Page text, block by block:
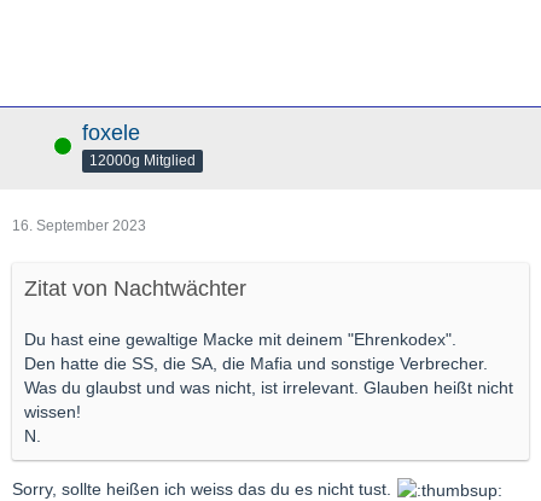
Online foxele
12000g Mitglied
16. September 2023
Zitat von Nachtwächter
Du hast eine gewaltige Macke mit deinem "Ehrenkodex".
Den hatte die SS, die SA, die Mafia und sonstige Verbrecher.
Was du glaubst und was nicht, ist irrelevant. Glauben heißt nicht
wissen!
N.
Sorry, sollte heißen ich weiss das du es nicht tust.